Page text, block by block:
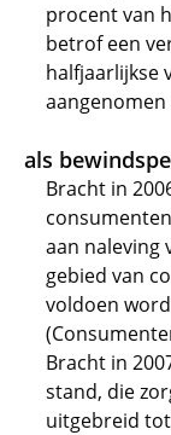
procent van
betrof een
halfjaarlijkse
aangenomen
als
Bracht in
aan naleving
gebied van
voldoen
Bracht in
stand, die
uitgebreid